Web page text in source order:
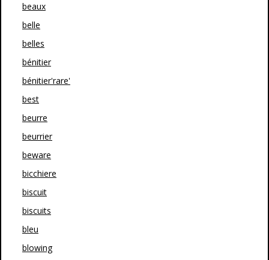
beaux
belle
belles
bénitier
bénitier'rare'
best
beurre
beurrier
beware
bicchiere
biscuit
biscuits
bleu
blowing